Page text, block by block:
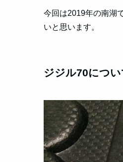
今回は2019年の南湖
いと思います。
ジジル70につい